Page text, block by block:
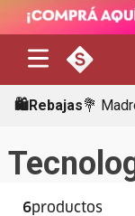
🛍️Rebajas💐
6